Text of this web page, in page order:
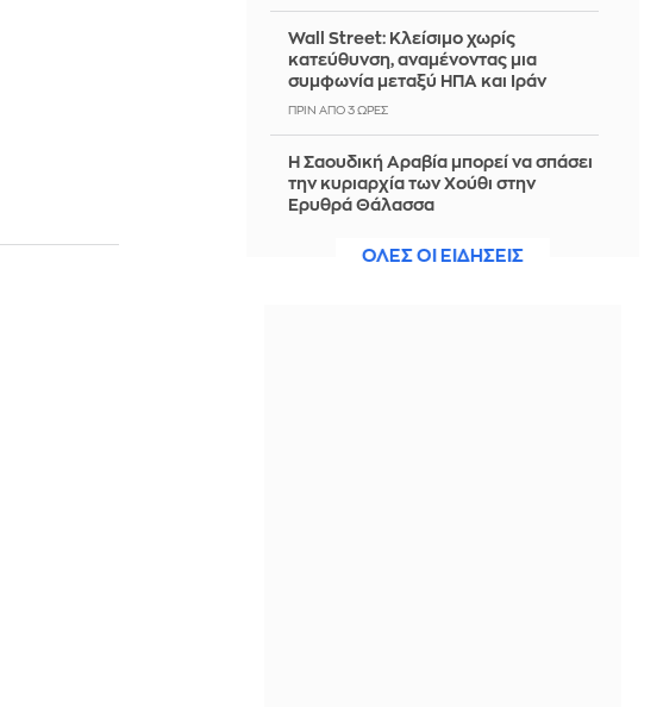
Wall Street: Κλείσιμο χωρίς
κατεύθυνση, αναμένοντας μια
συμφωνία μεταξύ ΗΠΑ και Ιράν
ΠΡΙΝ ΑΠΌ 3 ΏΡΕΣ
Η Σαουδική Αραβία μπορεί να σπάσει
την κυριαρχία των Χούθι στην
Ερυθρά Θάλασσα
ΟΛΕΣ ΟΙ ΕΙΔΗΣΕΙΣ